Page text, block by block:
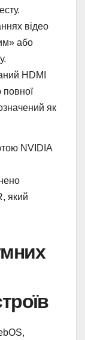
відео
або
HDMI
повної
як
NVIDIA
який